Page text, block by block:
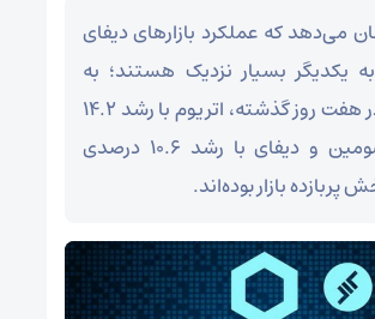
می‌دهد که عملکرد بازار‌های دیفای
یکدیگر بسیار نزدیک هستند؛ به
طوری که در هفت روز گذشته، اتریوم با رشد ۱۴.۲
درصدی سومین و دیفای با رشد ۱۰.۶ درصدی
بازار بوده‌اند.